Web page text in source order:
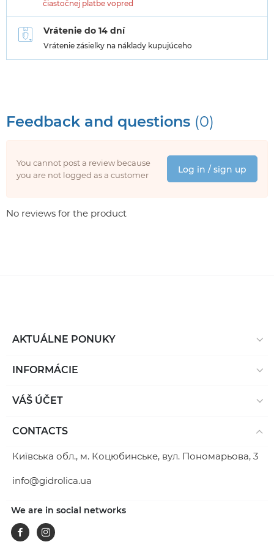
čiastočnej platbe vopred
Vrátenie do 14 dní
Vrátenie zásielky na náklady kupujúceho
Feedback and questions (0)
You cannot post a review because
you are not logged as a customer
Log in / sign up
No reviews for the product
AKTUÁLNE PONUKY
INFORMÁCIE
VÁŠ ÚČET
CONTACTS
Київська обл., м. Коцюбинське, вул. Пономарьова, 3
info@gidrolica.ua
We are in social networks
FacebookInstagram